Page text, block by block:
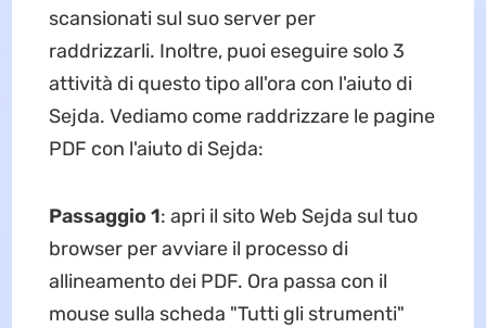
scansionati sul suo server per
raddrizzarli. Inoltre, puoi eseguire solo 3
attività di questo tipo all'ora con l'aiuto di
Sejda. Vediamo come raddrizzare le pagine
PDF con l'aiuto di Sejda:
Passaggio 1: apri il sito Web Sejda sul tuo
browser per avviare il processo di
allineamento dei PDF. Ora passa con il
mouse sulla scheda "Tutti gli strumenti"